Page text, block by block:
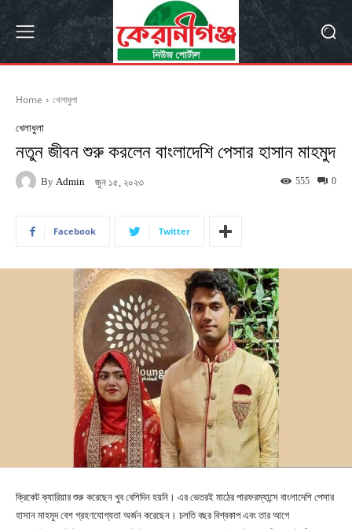
Home খেলাধুলা
খেলাধুলা
নতুন জীবন শুরু করলেন বাংলাদেশি পেসার হাসান মাহমুদ
By Admin জুন ১৫, ২০২৩ 0
555
Facebook Twitter
ক্রিকেট ক্যারিয়ার শুরু করেছেন খুব বেশিদিন হয়নি। এর ভেতরই মাঠের পারফরম্যান্সে বাংলাদেশি পেসার
হাসান মাহমুদ বেশ গ্রহণযোগ্যতা অর্জন করেছেন। চলতি বছর বিশ্বকাপ এবং তার আগে